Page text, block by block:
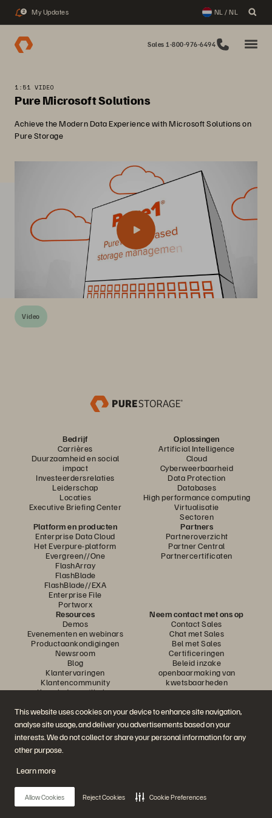
This website uses cookies on your device to enhance site navigation,
analyse site usage, and deliver you advertisements based on your
interests. We do not collect or share your personal information for any
other purpose.
Learn more
Allow Cookies Reject Cookies Cookie Preferences
2 My Updates NL / NL
Sales 1-800-976-6494
1:51 VIDEO
Pure Microsoft Solutions
Achieve the Modern Data Experience with Microsoft Solutions on
Pure Storage
Video
Bedrijf
Carrières
Duurzaamheid en social
impact
Investeerdersrelaties
Leiderschap
Locaties
Executive Briefing Center
Oplossingen
Artificial Intelligence
Cloud
Cyberweerbaarheid
Data Protection
Databases
High performance computing
Virtualisatie
Sectoren
Platform en producten
Enterprise Data Cloud
Het Everpure-platform
Evergreen//One
FlashArray
FlashBlade
FlashBlade//EXA
Enterprise File
Portworx
Partners
Partneroverzicht
Partner Central
Partnercertificaten
Resources
Demos
Evenementen en webinars
Productaankondigingen
Newsroom
Blog
Klantervaringen
Klantencommunity
Knowledge-artikelen
Neem contact met ons op
Contact Sales
Chat met Sales
Bel met Sales
Certificeringen
Beleid inzake
openbaarmaking van
kwetsbaarheden
Neem deel aan het gesprek
Volg alle officiële sociale kanalen van Everpure
© 2026 Everpure, Inc. Alle rechten voorbehouden.
PrivacyAlgemene voorwaarden websiteLegalVertrouwenscentrum